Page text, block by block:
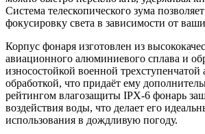
Система телескопического зума
фокусировку света в зависимости от
Корпус фонаря изготовлен из
авиационного алюминиевого сплава и
износостойкой военной
обработкой, что придаёт ему
рейтингом влагозащиты IPX-6 фонарь
воздействия воды, что делает его
использования в дождливую погоду.